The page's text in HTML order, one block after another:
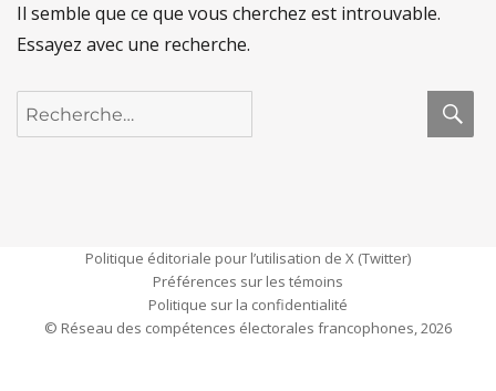
Il semble que ce que vous cherchez est introuvable.
Essayez avec une recherche.
Recherche
pour :
Politique éditoriale pour l’utilisation de X (Twitter)
Préférences sur les témoins
Politique sur la confidentialité
© Réseau des compétences électorales francophones, 2026